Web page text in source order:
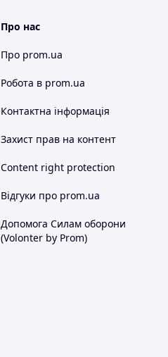
Про нас
Про prom.ua
Робота в prom.ua
Контактна інформація
Захист прав на контент
Content right protection
Відгуки про prom.ua
Допомога Силам оборони
(Volonter by Prom)